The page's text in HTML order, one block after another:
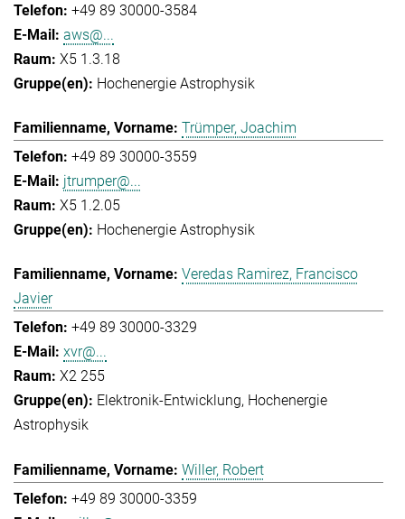
+49 89 30000-3584
aws@...
X5 1.3.18
Hochenergie Astrophysik
Trümper, Joachim
+49 89 30000-3559
jtrumper@...
X5 1.2.05
Hochenergie Astrophysik
Veredas Ramirez, Francisco
Javier
+49 89 30000-3329
xvr@...
X2 255
Elektronik-Entwicklung Hochenergie
Astrophysik
Willer, Robert
+49 89 30000-3359